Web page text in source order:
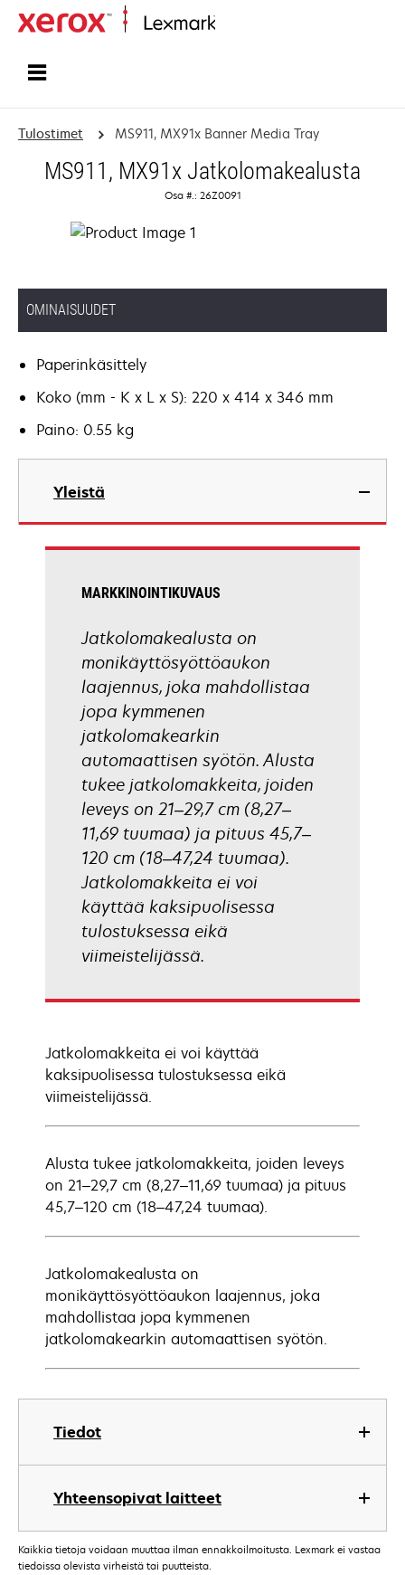
Tulostimet MS911, MX91x Banner Media Tray
MS911, MX91x Jatkolomakealusta
Osa #.: 26Z0091
OMINAISUUDET
Paperinkäsittely
Koko (mm - K x L x S): 220 x 414 x 346 mm
Paino: 0.55 kg
Yleistä
Tiedot
Yhteensopivat laitteet
MARKKINOINTIKUVAUS
Jatkolomakealusta on
monikäyttösyöttöaukon
laajennus, joka mahdollistaa
jopa kymmenen
jatkolomakearkin
automaattisen syötön. Alusta
tukee jatkolomakkeita, joiden
leveys on 21–29,7 cm (8,27–
11,69 tuumaa) ja pituus 45,7–
120 cm (18–47,24 tuumaa).
Jatkolomakkeita ei voi
käyttää kaksipuolisessa
tulostuksessa eikä
viimeistelijässä.
Jatkolomakkeita ei voi käyttää
kaksipuolisessa tulostuksessa eikä
viimeistelijässä.
Alusta tukee jatkolomakkeita, joiden leveys
on 21–29,7 cm (8,27–11,69 tuumaa) ja pituus
45,7–120 cm (18–47,24 tuumaa).
Jatkolomakealusta on
monikäyttösyöttöaukon laajennus, joka
mahdollistaa jopa kymmenen
jatkolomakearkin automaattisen syötön.
Kaikkia tietoja voidaan muuttaa ilman ennakkoilmoitusta. Lexmark ei vastaa
tiedoissa olevista virheistä tai puutteista.